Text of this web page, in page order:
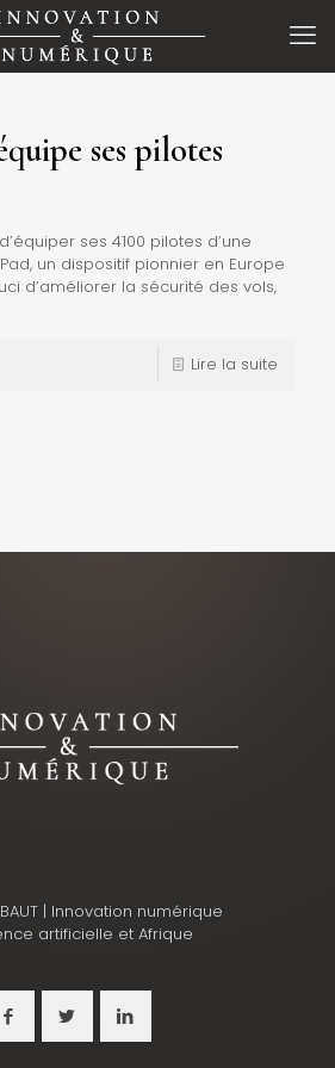
ses pilotes
ses 4100 pilotes d’une
un dispositif pionnier en Europe
d’améliorer la sécurité des vols,
Lire la suite
| Innovation numérique
artificielle et Afrique